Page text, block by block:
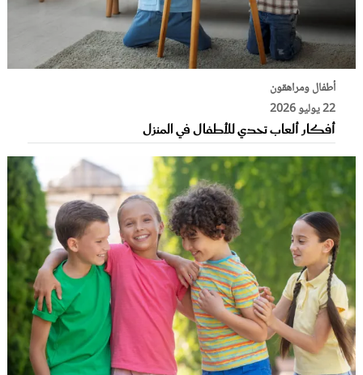
أطفال ومراهقون
22 يوليو 2026
أفكار ألعاب تحدي للأطفال في المنزل